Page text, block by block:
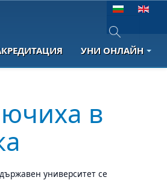
Изберете език
Type 2 or
УНИ ОНЛАЙН
в
университет се